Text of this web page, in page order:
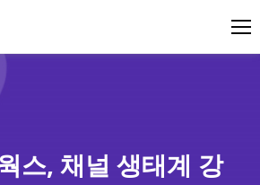
스, 채널 생태계 강